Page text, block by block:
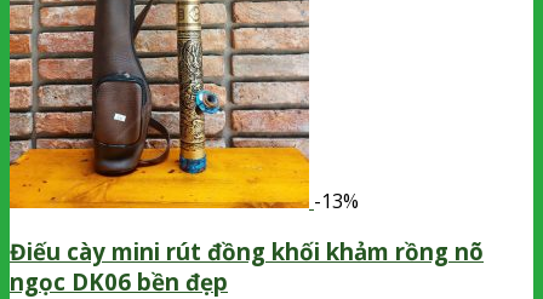
-13%
Điếu cày mini rút đồng khối khảm rồng nõ
ngọc DK06 bền đẹp